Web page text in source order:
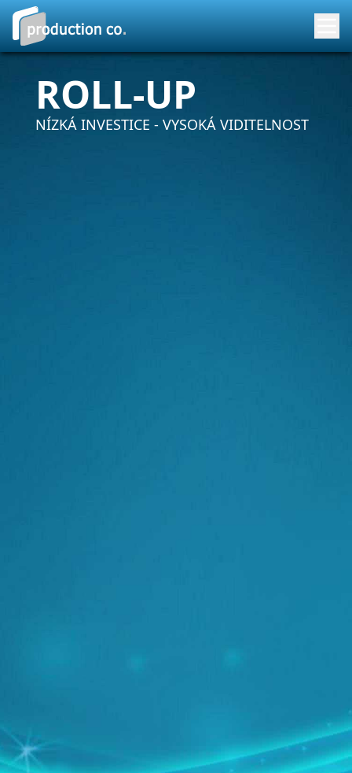
ROLL-UP
NÍZKÁ INVESTICE - VYSOKÁ VIDITELNOST